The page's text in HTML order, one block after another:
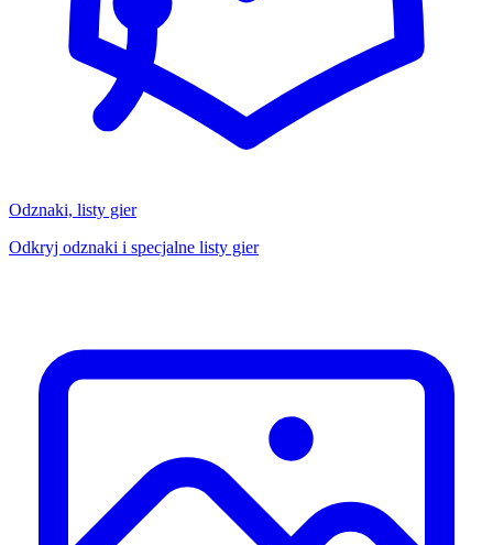
Odznaki, listy gier
Odkryj odznaki i specjalne listy gier